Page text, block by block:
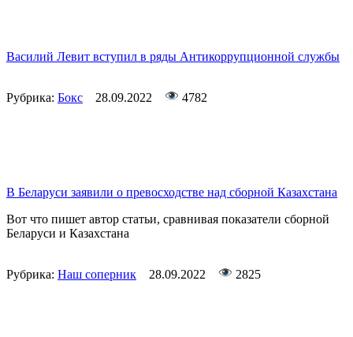
Василий Левит вступил в ряды Антикоррупционной службы
Рубрика: Бокс 28.09.2022 4782
В Беларуси заявили о превосходстве над сборной Казахстана
Вот что пишет автор статьи, сравнивая показатели сборной
Беларуси и Казахстана
Рубрика: Наш соперник 28.09.2022 2825